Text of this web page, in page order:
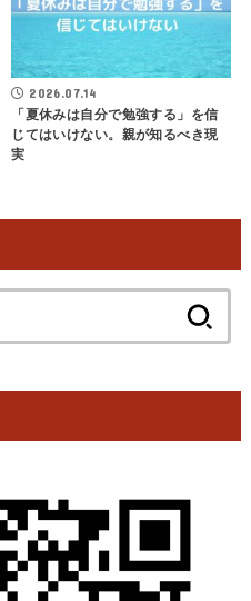
2026.07.14
「夏休みは自分で勉強する」を信
じてはいけない。親が知るべき現
実
索: